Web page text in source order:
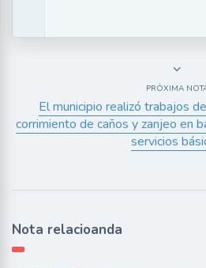
PRÓXIMA
El municipio realizó trabajos
corrimiento de caños y zanjeo en
servicios
Nota relacioanda